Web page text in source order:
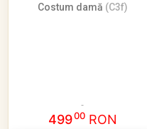
Costum damă (C3f)
49900 RON